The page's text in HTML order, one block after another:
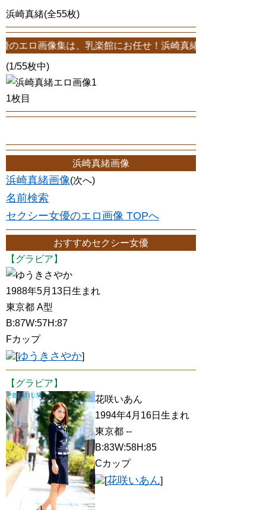
浜崎真緒(全55枚)
集は、乳楽館にお任せ！浜崎真緒エロ画像が55枚！この
(1/55枚中)
1枚目
浜崎真緒画像
浜崎真緒画像(次へ)
名前検索
セクシー女優のエロ画像 TOPへ
おすすめセクシー女優
【グラビア】
ゆうきさやか
1988年5月13日生まれ
東京都 A型
B:87W:57H:87
Fカップ
[ゆうきさやか]
【グラビア】
花咲いあん
1994年4月16日生まれ
東京都 --
B:83W:58H:85
Cカップ
[花咲いあん]